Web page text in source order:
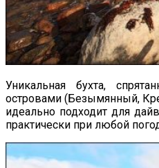
Уникальная бухта,
островами (Безымянный,
идеально подходит для
практически при любой